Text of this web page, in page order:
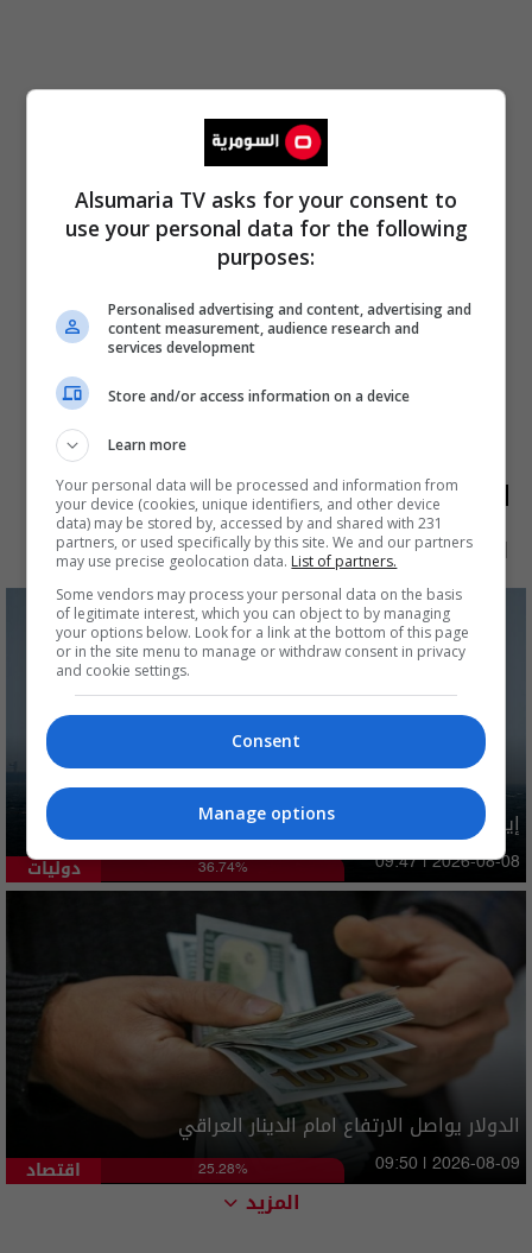
الأكثر قراءة
الآن 48 ساعة 7 أيام شهر
إيران تطرح 6 شروط مقابل فتح هرمز بينها تتعلق بالعراق
دوليات 36.74% 09:47 | 2026-08-08
الدولار يواصل الارتفاع امام الدينار العراقي
اقتصاد 25.28% 09:50 | 2026-08-09
المزيد
Alsumaria TV asks for your consent to
use your personal data for the following
purposes:
Personalised advertising and content, advertising and
content measurement, audience research and
services development
Store and/or access information on a device
Learn more
Your personal data will be processed and information from
your device (cookies, unique identifiers, and other device
data) may be stored by, accessed by and shared with 231
partners, or used specifically by this site. We and our partners
may use precise geolocation data. List of partners.
Some vendors may process your personal data on the basis
of legitimate interest, which you can object to by managing
your options below. Look for a link at the bottom of this page
or in the site menu to manage or withdraw consent in privacy
and cookie settings.
Consent
Manage options